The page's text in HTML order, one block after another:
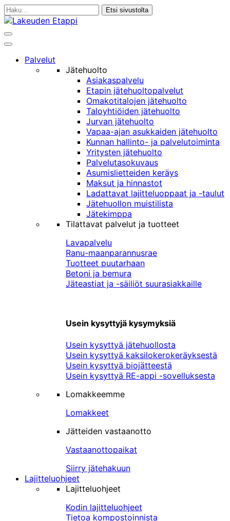
Siirry
sisältöön
Haku:
Haku
Päävalikko
Palvelut
Jätehuolto
Asiakaspalvelu
Etapin jätehuoltopalvelut
Omakotitalojen jätehuolto
Taloyhtiöiden jätehuolto
Jurvan jätehuolto
Vapaa-ajan asukkaiden jätehuolto
Kunnan hallinto- ja palvelutoiminta
Yritysten jätehuolto
Palvelutasokuvaus
Asumislietteiden keräys
Maksut ja hinnastot
Ladattavat lajitteluoppaat ja -taulut
Jätehuollon muistilista
Jätekimppa
Tilattavat palvelut ja tuotteet
Lavapalvelu
Ranu-maanparannusrae
Tuotteet puutarhaan
Betoni ja bemura
Jäteastiat ja -säiliöt suurasiakkaille
Usein kysyttyjä kysymyksiä
Usein kysyttyä jätehuollosta
Usein kysyttyä kaksilokerokeräyksestä
Usein kysyttyä biojätteestä
Usein kysyttyä RE-appi -sovelluksesta
Lomakkeemme
Lomakkeet
Jätteiden vastaanotto
Vastaanottopaikat
Siirry jätehakuun
Lajitteluohjeet
Lajitteluohjeet
Kodin lajitteluohjeet
Tietoa kompostoinnista